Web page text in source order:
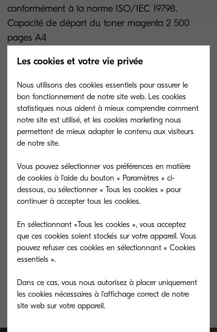
conformément à la norme ISO/IEC 19798.
Capacité de départ du toner magenta 2 500
pages A4
Related products
TK-5270C
accordance with ISO /IEC 19798.
TK-5270Y
accordance
Les cookies et votre vie privée
Nous utilisons des cookies essentiels pour assurer le
bon fonctionnement de notre site web. Les cookies
statistiques nous aident à mieux comprendre comment
notre site est utilisé, et les cookies marketing nous
permettent de mieux adapter le contenu aux visiteurs
de notre site.
Vous pouvez sélectionner vos préférences en matière
de cookies à l'aide du bouton « Paramètres » ci-
dessous, ou sélectionner « Tous les cookies » pour
continuer à accepter tous les cookies.
En sélectionnant «Tous les cookies », vous acceptez
que ces cookies soient stockés sur votre appareil. Vous
pouvez refuser ces cookies en sélectionnant « Cookies
essentiels ».
Dans ce cas, vous nous autorisez à placer uniquement
les cookies nécessaires à l'affichage correct de notre